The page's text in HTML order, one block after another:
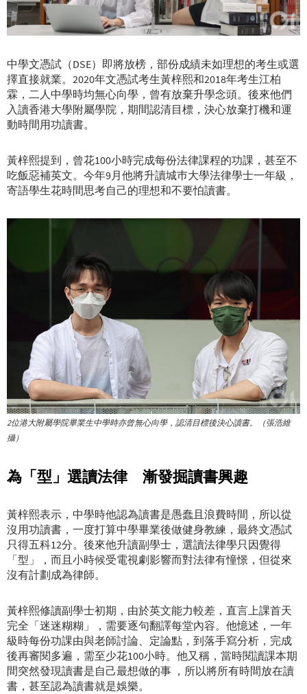
中學文憑試（DSE）即將放榜，部份成績未如理想的考生或選
擇直接就業。2020年文憑試考生黃梓熙和2018年考生江柏
霖，二人中學時均無心向學，曾有放棄升學念頭。後來他們
入讀香港大學附屬學院，期間認清目標，決心放棄打機和運
動時間用功讀書。
黃梓熙提到，曾花100小時完成每份法律課程的功課，甚至不
吃飯惡補英文。今年9月他將升讀城巿大學法律學士一年級，
寄語學生花時間思考自己的理想和不要怕讀書。
2位港大附屬學院畢業生中學時亦曾無心向學，認清目標後決心讀書。（張浩維
攝）
為「型」選讀法律 漸發掘讀書興趣
黃梓熙表示，中學時他認為讀書是愚蠢且浪費時間，所以從
沒用功讀書，一度打算中學畢業後做健身教練，最終文憑試
只得五科12分。後來他升讀副學士，選讀法律學只因覺得
「型」，而且小時候受電視劇影響而對法律有憧憬，但從來
沒有計劃成為律師。
黃梓熙修讀副學士初期，由於英文能力較差，直言上課首天
完全「迷迷糊糊」，需要逐句翻譯每堂內容。他憶述，一年
級時每份功課由與老師討論、定論點，到落手寫分析，完成
後再審閱多遍，需至少花100小時。他又稱，當時閱讀課本期
間突然發現讀書是自己最想做的事 ，所以將所有時間放在讀
書，甚至認為讀書就是娛樂。